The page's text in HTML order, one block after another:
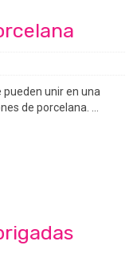
pueden unir en una
de porcelana. …